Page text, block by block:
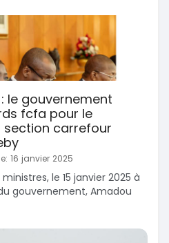
le gouvernement
fcfa pour le
carrefour
16 janvier 2025
le 15 janvier 2025 à
gouvernement, Amadou